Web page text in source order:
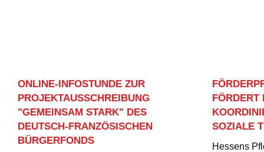
ONLINE-INFOSTUNDE ZUR
PROJEKTAUSSCHREIBUNG
"GEMEINSAM STARK" DES
DEUTSCH-FRANZÖSISCHEN
BÜRGERFONDS
FÖRDERT
SOZIALE
Hessens